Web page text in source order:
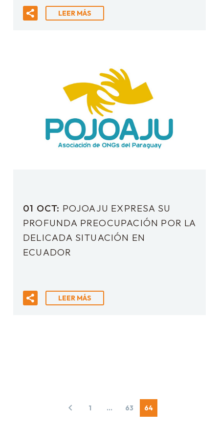
LEER MÁS
01 OCT: POJOAJU EXPRESA SU
PROFUNDA PREOCUPACIÓN POR LA
DELICADA SITUACIÓN EN
ECUADOR
LEER MÁS
1 … 63 64